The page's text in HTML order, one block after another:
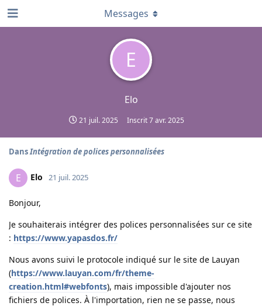
E
Elo
21 juil. 2025 Inscrit7 avr. 2025
Messages
DansIntégration de polices personnalisées
E Elo 21 juil. 2025
Bonjour,
Je souhaiterais intégrer des polices personnalisées sur ce site
: https://www.yapasdos.fr/
Nous avons suivi le protocole indiqué sur le site de Lauyan
(https://www.lauyan.com/fr/theme-
creation.html#webfonts), mais impossible d'ajouter nos
fichiers de polices. À l'importation, rien ne se passe, nous